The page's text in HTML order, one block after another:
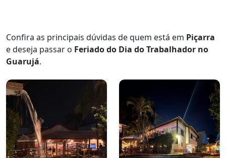
Confira as principais dúvidas de quem está em Piçarra
e deseja passar o Feriado do Dia do Trabalhador no
Guarujá.